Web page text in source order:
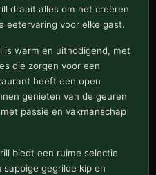
draait alles om het creëren
eetervaring voor elke gast.
is warm en uitnodigend, met
die zorgen voor een
heeft een open
genieten van de geuren
passie en vakmanschap
biedt een ruime selectie
gegrilde kip en